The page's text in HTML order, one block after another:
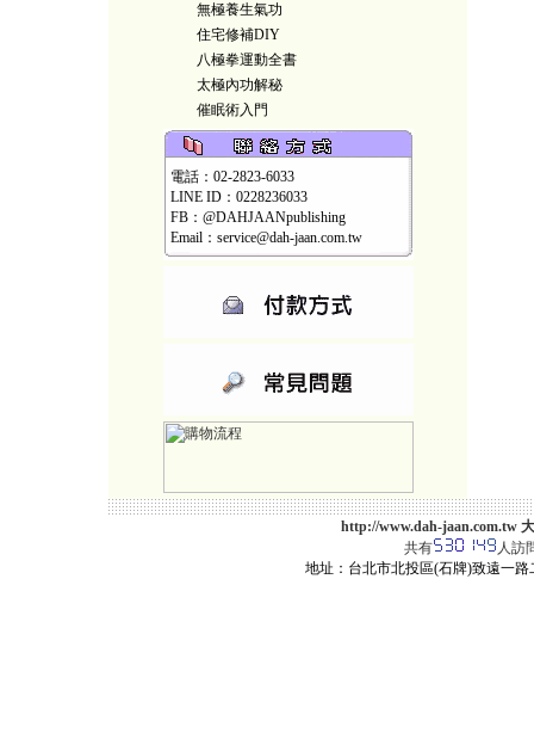
無極養生氣功
住宅修補DIY
八極拳運動全書
太極內功解秘
催眠術入門
電話：02-2823-6033
LINE ID：0228236033
FB：@DAHJAANpublishing
Email：service@dah-jaan.com.tw
http://www.dah-jaan.com.tw
共有
人訪
地址：台北市北投區(石牌)致遠一路